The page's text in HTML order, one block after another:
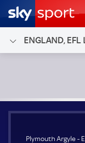
ENGLAND, EFL
Plymouth Argyle -